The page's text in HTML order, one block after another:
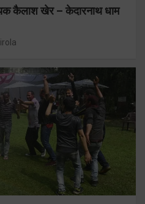
कैलाश खेर – केदारनाथ धाम